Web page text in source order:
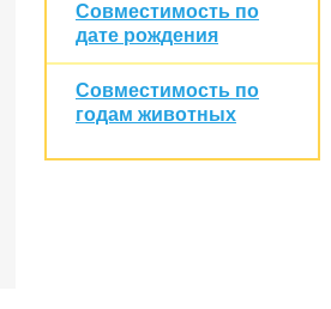
Совместимость по
дате рождения
Совместимость по
годам животных